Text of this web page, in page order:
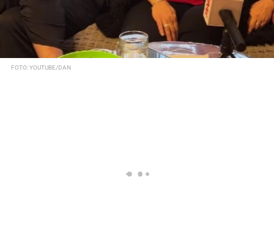
FOTO: YOUTUBE/DAN